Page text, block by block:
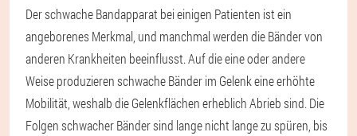
Der schwache Bandapparat bei einigen Patienten ist ein
angeborenes Merkmal, und manchmal werden die Bänder von
anderen Krankheiten beeinflusst. Auf die eine oder andere
Weise produzieren schwache Bänder im Gelenk eine erhöhte
Mobilität, weshalb die Gelenkflächen erheblich Abrieb sind. Die
Folgen schwacher Bänder sind lange nicht lange zu spüren, bis